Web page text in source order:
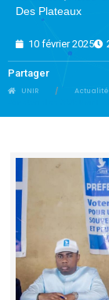
Des Plateaux
10 février 2025
Partager
UNIR